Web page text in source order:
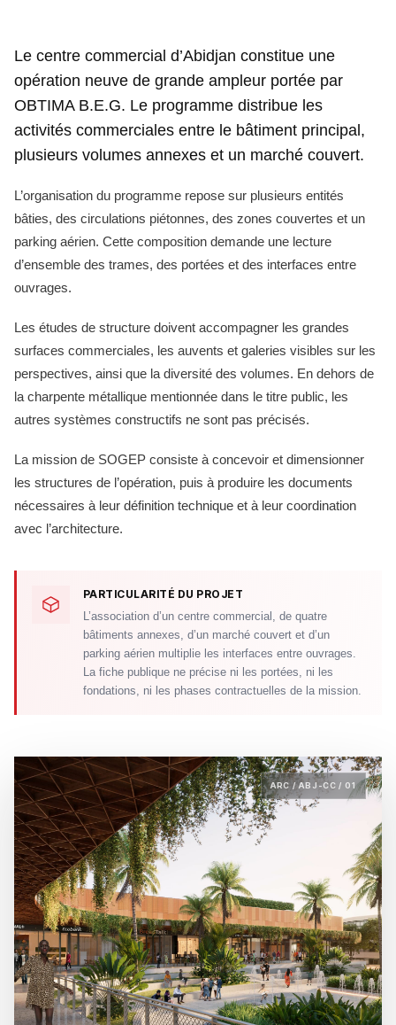
Le centre commercial d’Abidjan constitue une
opération neuve de grande ampleur portée par
OBTIMA B.E.G. Le programme distribue les
activités commerciales entre le bâtiment principal,
plusieurs volumes annexes et un marché couvert.
L’organisation du programme repose sur plusieurs entités
bâties, des circulations piétonnes, des zones couvertes et un
parking aérien. Cette composition demande une lecture
d’ensemble des trames, des portées et des interfaces entre
ouvrages.
Les études de structure doivent accompagner les grandes
surfaces commerciales, les auvents et galeries visibles sur les
perspectives, ainsi que la diversité des volumes. En dehors de
la charpente métallique mentionnée dans le titre public, les
autres systèmes constructifs ne sont pas précisés.
La mission de SOGEP consiste à concevoir et dimensionner
les structures de l’opération, puis à produire les documents
nécessaires à leur définition technique et à leur coordination
avec l’architecture.
PARTICULARITÉ DU PROJET
L’association d’un centre commercial, de quatre
bâtiments annexes, d’un marché couvert et d’un
parking aérien multiplie les interfaces entre ouvrages.
La fiche publique ne précise ni les portées, ni les
fondations, ni les phases contractuelles de la mission.
ARC / ABJ-CC / 01